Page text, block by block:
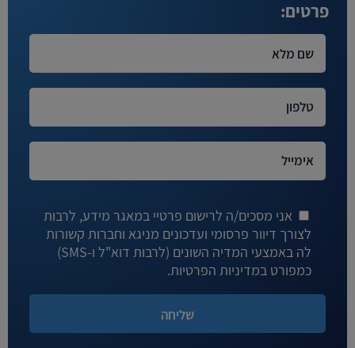
פרטים:
אני מסכים/ה לרישום פרטיי במאגר מידע, לרבות
לצורך דיוור פרסומי ועדכונים מניגא וחברות קשורות
לה באמצעי המדיה השונים (לרבות דוא"ל ו-SMS)
כמפורט במדיניות הפרטיות.